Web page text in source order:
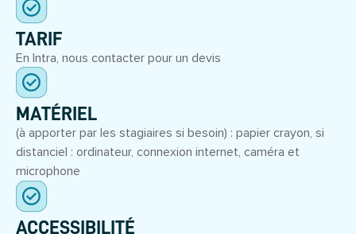
TARIF
En Intra, nous contacter pour un devis
MATÉRIEL
(à apporter par les stagiaires si besoin) : papier crayon, si
distanciel : ordinateur, connexion internet, caméra et
microphone
ACCESSIBILITÉ